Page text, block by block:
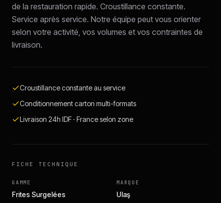
de la restauration rapide. Croustillance constante.
Service après service. Notre équipe peut vous orienter
selon votre activité, vos volumes et vos contraintes de
livraison.
Croustillance constante au service
Conditionnement carton multi-formats
Livraison 24h IDF · France selon zone
FICHE TECHNIQUE
GAMME
Frites Surgelées
MARQUE
Ulaş